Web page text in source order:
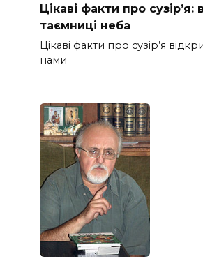
Цікаві факти про сузір’я:
таємниці неба
Цікаві факти про сузір’я
нами